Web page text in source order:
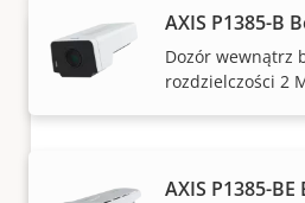
AXIS P1385-B
Dozór wewnątrz
rozdzielczości 2
AXIS P1385-